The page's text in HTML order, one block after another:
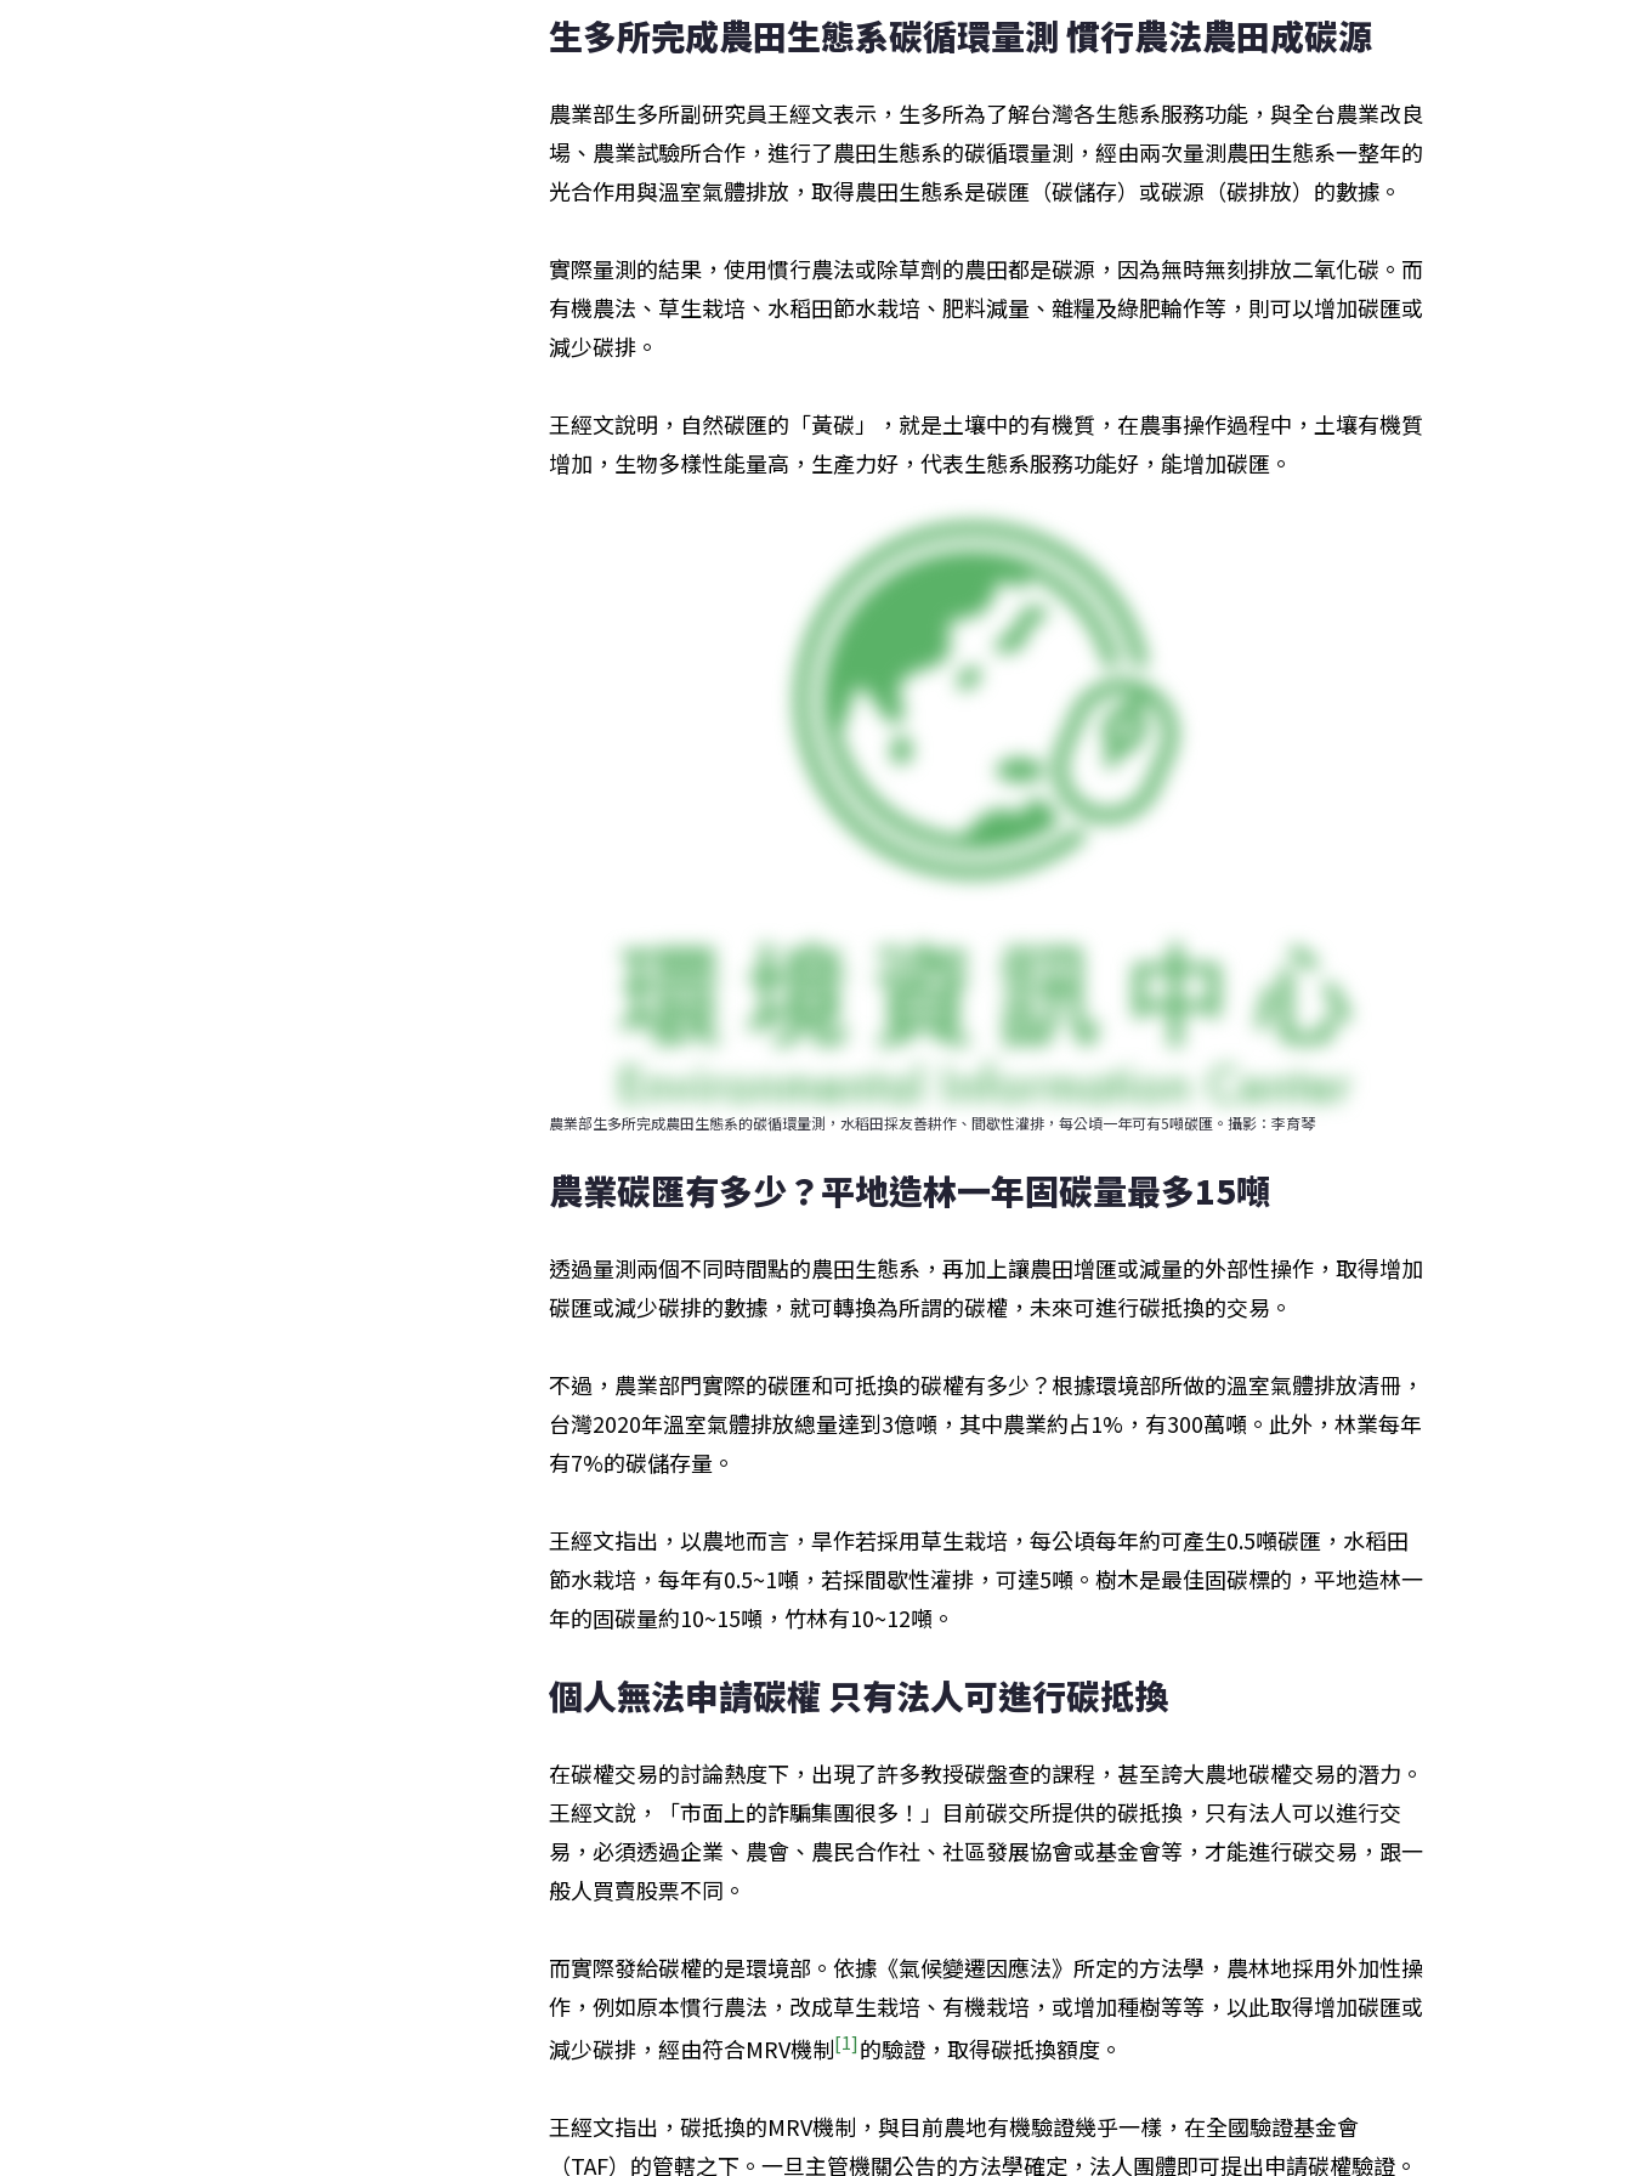
生多所完成農田生態系碳循環量測 慣行農法農田成碳源
農業部生多所副研究員王經文表示，生多所為了解台灣各生態系服務功能，與全台農業改良
場、農業試驗所合作，進行了農田生態系的碳循環量測，經由兩次量測農田生態系一整年的
光合作用與溫室氣體排放，取得農田生態系是碳匯（碳儲存）或碳源（碳排放）的數據。
實際量測的結果，使用慣行農法或除草劑的農田都是碳源，因為無時無刻排放二氧化碳。而
有機農法、草生栽培、水稻田節水栽培、肥料減量、雜糧及綠肥輪作等，則可以增加碳匯或
減少碳排。
王經文說明，自然碳匯的「黃碳」，就是土壤中的有機質，在農事操作過程中，土壤有機質
增加，生物多樣性能量高，生產力好，代表生態系服務功能好，能增加碳匯。
農業部生多所完成農田生態系的碳循環量測，水稻田採友善耕作、間歇性灌排，每公頃一年可有5噸碳匯。攝影：李育琴
農業碳匯有多少？平地造林一年固碳量最多15噸
透過量測兩個不同時間點的農田生態系，再加上讓農田增匯或減量的外部性操作，取得增加
碳匯或減少碳排的數據，就可轉換為所謂的碳權，未來可進行碳抵換的交易。
不過，農業部門實際的碳匯和可抵換的碳權有多少？根據環境部所做的溫室氣體排放清冊，
台灣2020年溫室氣體排放總量達到3億噸，其中農業約占1%，有300萬噸。此外，林業每年
有7%的碳儲存量。
王經文指出，以農地而言，旱作若採用草生栽培，每公頃每年約可產生0.5噸碳匯，水稻田
節水栽培，每年有0.5~1噸，若採間歇性灌排，可達5噸。樹木是最佳固碳標的，平地造林一
年的固碳量約10~15噸，竹林有10~12噸。
個人無法申請碳權 只有法人可進行碳抵換
在碳權交易的討論熱度下，出現了許多教授碳盤查的課程，甚至誇大農地碳權交易的潛力。
王經文說，「市面上的詐騙集團很多！」目前碳交所提供的碳抵換，只有法人可以進行交
易，必須透過企業、農會、農民合作社、社區發展協會或基金會等，才能進行碳交易，跟一
般人買賣股票不同。
而實際發給碳權的是環境部。依據《氣候變遷因應法》所定的方法學，農林地採用外加性操
作，例如原本慣行農法，改成草生栽培、有機栽培，或增加種樹等等，以此取得增加碳匯或
減少碳排，經由符合MRV機制[1]的驗證，取得碳抵換額度。
王經文指出，碳抵換的MRV機制，與目前農地有機驗證幾乎一樣，在全國驗證基金會
（TAF）的管轄之下。一旦主管機關公告的方法學確定，法人團體即可提出申請碳權驗證。